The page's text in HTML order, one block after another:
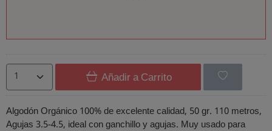
Añadir a Carrito
Algodón Orgánico 100% de excelente calidad, 50 gr. 110 metros,
Agujas 3.5-4.5, ideal con ganchillo y agujas. Muy usado para